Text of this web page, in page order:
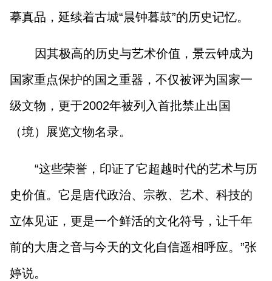
摹真品，延续着古城“晨钟暮鼓”的历史记忆。
因其极高的历史与艺术价值，景云钟成为
国家重点保护的国之重器，不仅被评为国家一
级文物，更于2002年被列入首批禁止出国
（境）展览文物名录。
“这些荣誉，印证了它超越时代的艺术与历
史价值。它是唐代政治、宗教、艺术、科技的
立体见证，更是一个鲜活的文化符号，让千年
前的大唐之音与今天的文化自信遥相呼应。”张
婷说。